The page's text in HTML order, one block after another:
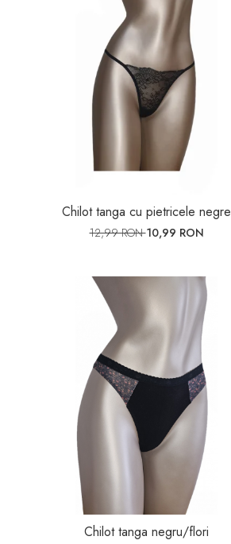
Chilot tanga cu pietricele negre
12,99 RON10,99 RON
Chilot tanga negru/flori